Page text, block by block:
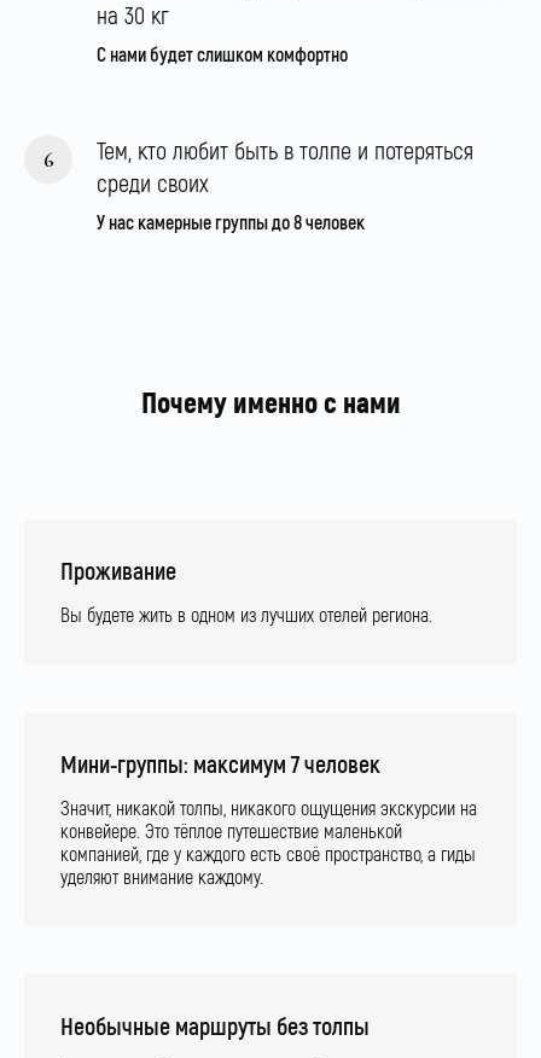
на 30 кг
С нами будет слишком комфортно
Тем, кто любит быть в толпе и потеряться
среди своих
У нас камерные группы до 8 человек
Почему именно с нами
Проживание
Вы будете жить в одном из лучших отелей региона.
Мини-группы: максимум 7 человек
Значит, никакой толпы, никакого ощущения экскурсии на
конвейере. Это тёплое путешествие маленькой
компанией, где у каждого есть своё пространство, а гиды
уделяют внимание каждому.
Необычные маршруты без толпы